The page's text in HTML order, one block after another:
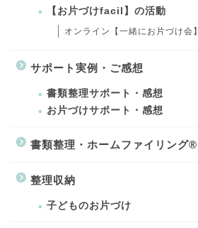
【お片づけfacil】の活動
オンライン【一緒にお片づけ会】
サポート実例・ご感想
書類整理サポート・感想
お片づけサポート・感想
書類整理・ホームファイリング®
整理収納
子どものお片づけ